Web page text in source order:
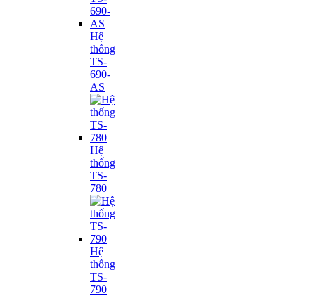
Hệ
thống
TS-
690-
AS
Hệ
thống
TS-
780
Hệ
thống
TS-
790